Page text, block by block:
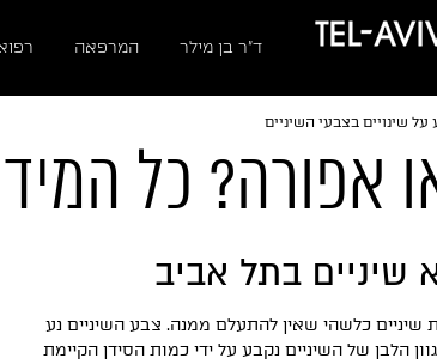
ד״ר בן מילר המרפאה
שינויים בצבעי השיניים
אפורה? כל
שיניים בתל אביב
שיניים כלשהי שאין להתעלם ממנה. צבע השיניים נע
הלבן של השיניים נקבע על ידי כמות הסידן הקיימת